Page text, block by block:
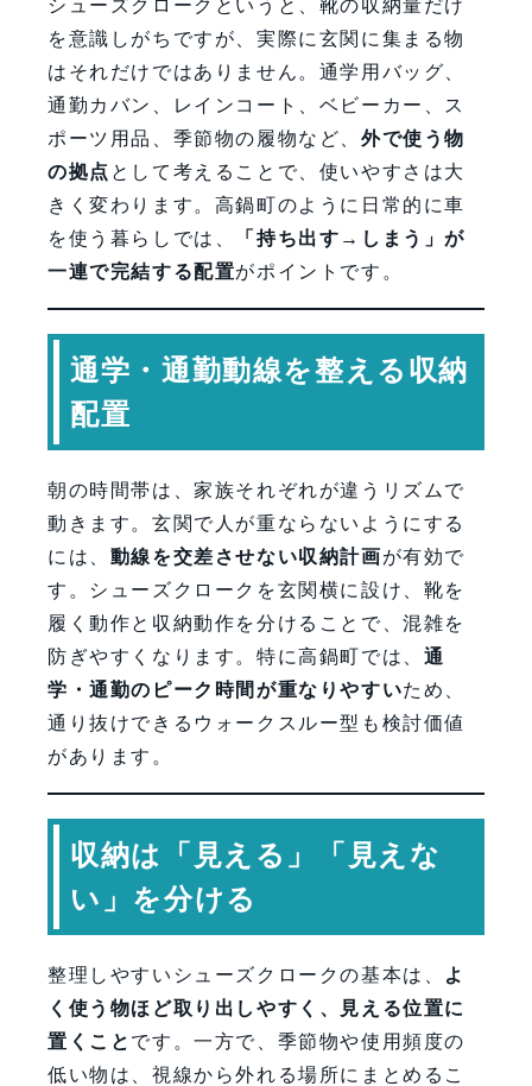
シューズクロークというと、靴の収納量だけ
を意識しがちですが、実際に玄関に集まる物
はそれだけではありません。通学用バッグ、
通勤カバン、レインコート、ベビーカー、ス
ポーツ用品、季節物の履物など、 外で使う物
の拠点 として考えることで、使いやすさは大
きく変わります。高鍋町のように日常的に車
を使う暮らしでは、
「持ち出す→しまう」が
一連で完結する配置がポイントです。
通学・通勤動線を整える収納
配置
朝の時間帯は、家族それぞれが違うリズムで
動きます。玄関で人が重ならないようにする
には、 動線を交差させない収納計画が有効で
す。シューズクロークを玄関横に設け、靴を
履く動作と収納動作を分けることで、混雑を
防ぎやすくなります。特に高鍋町では、 通
学・通勤のピーク時間が重なりやすいため、
通り抜けできるウォークスルー型も検討価値
があります。
収納は「見える」「見えな
い」を分ける
整理しやすいシューズクロークの基本は、 よ
く使う物ほど取り出しやすく、見える位置に
置くこと です。一方で、季節物や使用頻度の
低い物は、視線から外れる場所にまとめるこ